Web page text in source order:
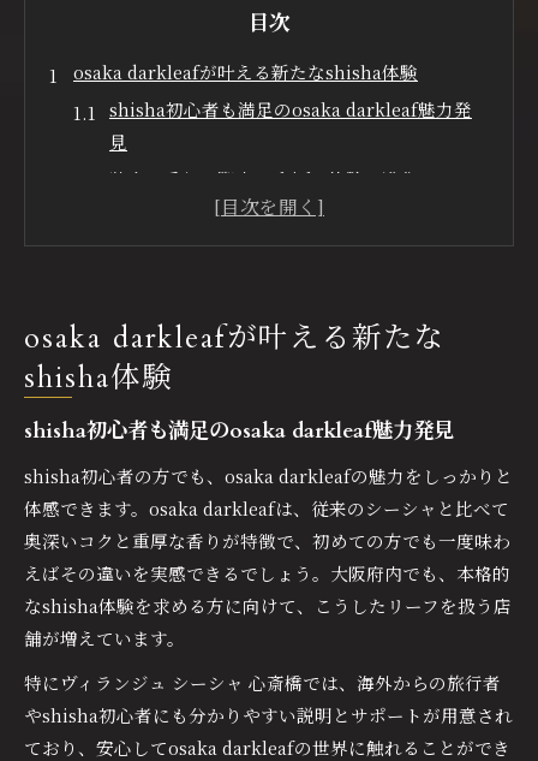
目次
osaka darkleafが叶える新たなshisha体験
shisha初心者も満足のosaka darkleaf魅力発
見
独自の香りで際立つshisha体験の進化
osaka darkleaf使用のshishaが人気の理由
深みあるshisha時間を叶える葉の特徴
深い余韻を楽しむならshisha大阪府で
shisha大阪府で味わう深いリラクゼーション
shisha愛好家必見大阪府で得られる充実感
本格shishaが叶える大阪府の癒やし時間
大阪府でしか味わえないshishaの深み
cigarleafで味わう濃厚shishaの世界
shisha愛好家必見cigarleafの奥深い世界
濃厚な香りを楽しむshishaとcigarleaf体験
上質な余韻を生むcigarleafのshisha活用法
osaka darkleafが叶える新たな
shisha体験
shisha初心者も満足のosaka darkleaf魅力発見
shisha初心者の方でも、osaka darkleafの魅力をしっかりと
体感できます。osaka darkleafは、従来のシーシャと比べて
奥深いコクと重厚な香りが特徴で、初めての方でも一度味わ
えばその違いを実感できるでしょう。大阪府内でも、本格的
なshisha体験を求める方に向けて、こうしたリーフを扱う店
舗が増えています。
特にヴィランジュ シーシャ 心斎橋では、海外からの旅行者
やshisha初心者にも分かりやすい説明とサポートが用意され
ており、安心してosaka darkleafの世界に触れることができ